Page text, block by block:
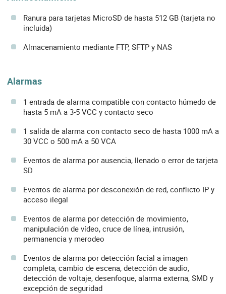
Ranura para tarjetas MicroSD de hasta 512 GB (tarjeta no
incluida)
Almacenamiento mediante FTP, SFTP y NAS
Alarmas
1 entrada de alarma compatible con contacto húmedo de
hasta 5 mA a 3-5 VCC y contacto seco
1 salida de alarma con contacto seco de hasta 1000 mA a
30 VCC o 500 mA a 50 VCA
Eventos de alarma por ausencia, llenado o error de tarjeta
SD
Eventos de alarma por desconexión de red, conflicto IP y
acceso ilegal
Eventos de alarma por detección de movimiento,
manipulación de vídeo, cruce de línea, intrusión,
permanencia y merodeo
Eventos de alarma por detección facial a imagen
completa, cambio de escena, detección de audio,
detección de voltaje, desenfoque, alarma externa, SMD y
excepción de seguridad